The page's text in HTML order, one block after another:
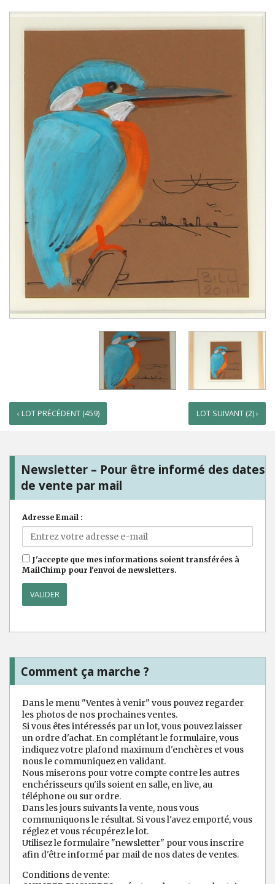
‹ LOT PRÉCÉDENT (459) LOT SUIVANT (2) ›
Newsletter – Pour être informé des dates
de vente par mail
Adresse Email :
J'accepte que mes informations soient transférées à
MailChimp pour l'envoi de newsletters.
Comment ça marche ?
Dans le menu "Ventes à venir" vous pouvez regarder
les photos de nos prochaines ventes.
Si vous êtes intéressés par un lot, vous pouvez laisser
un ordre d'achat. En complétant le formulaire, vous
indiquez votre plafond maximum d'enchères et vous
nous le communiquez en validant.
Nous miserons pour votre compte contre les autres
enchérisseurs qu'ils soient en salle, en live, au
téléphone ou sur ordre.
Dans les jours suivants la vente, nous vous
communiquons le résultat. Si vous l'avez emporté, vous
réglez et vous récupérez le lot.
Utilisez le formulaire "newsletter" pour vous inscrire
afin d'être informé par mail de nos dates de ventes.
Conditions de vente: